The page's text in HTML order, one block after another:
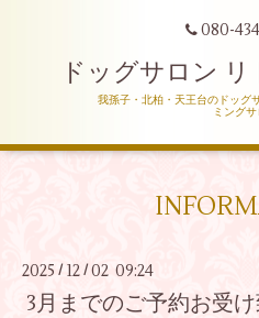
080-
ドッグサロン
我孫子・北柏・天王台のドッグ
ミングサ
2025 / 12 /02 09:24
3月までのご予約お受